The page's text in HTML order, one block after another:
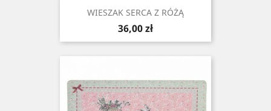
WIESZAK SERCA Z RÓŻĄ
Cena
36,00 zł